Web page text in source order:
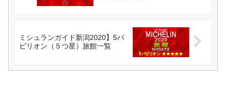
ミシュランガイド新潟2020】5パ
ビリオン（５つ星）旅館一覧